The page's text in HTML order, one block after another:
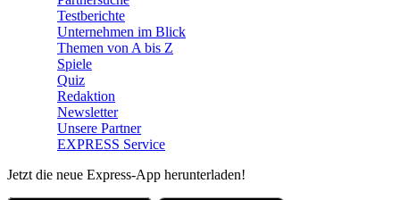
Testberichte
Unternehmen im Blick
Themen von A bis Z
Spiele
Quiz
Redaktion
Newsletter
Unsere Partner
EXPRESS Service
Jetzt die neue Express-App herunterladen!